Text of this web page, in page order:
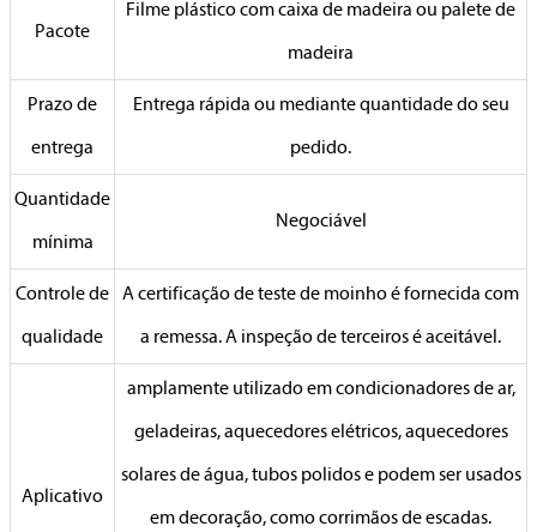
Pacote
Filme plástico com caixa de madeira ou palete de
madeira
Prazo de
entrega
Entrega rápida ou mediante quantidade do seu
pedido.
Quantidade
mínima
Negociável
Controle de
qualidade
A certificação de teste de moinho é fornecida com
a remessa. A inspeção de terceiros é aceitável.
Aplicativo
amplamente utilizado em condicionadores de ar,
geladeiras, aquecedores elétricos, aquecedores
solares de água, tubos polidos e podem ser usados
em decoração, como corrimãos de escadas.